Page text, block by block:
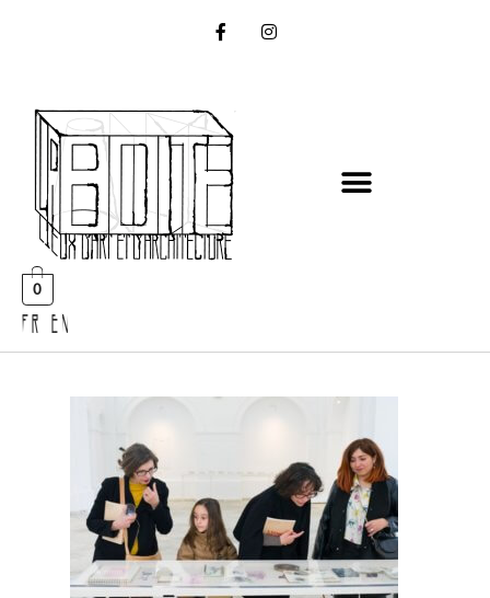
0
FR EN